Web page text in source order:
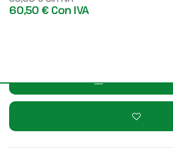
60,50 € Con IVA
Añadir a la